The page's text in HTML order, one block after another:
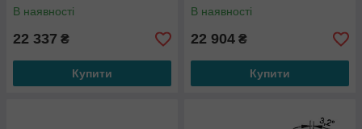
В наявності
22 337 ₴
Купити
В наявності
22 904 ₴
Купити